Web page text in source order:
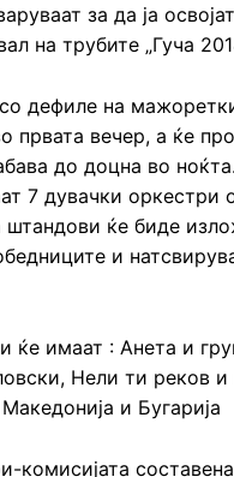
за да ја
на трубите „Гуча
дефиле на
првата вечер, а ќе
до доцна во
7 дувачки оркестри
ќе биде
и
ќе имаат : Анета и
Нели ти реков
и Бугарија
комисијата